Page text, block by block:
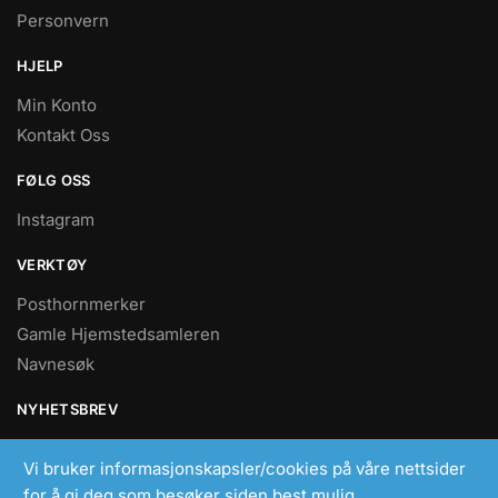
Personvern
HJELP
Min Konto
Kontakt Oss
FØLG OSS
Instagram
VERKTØY
Posthornmerker
Gamle Hjemstedsamleren
Navnesøk
NYHETSBREV
Vi bruker informasjonskapsler/cookies på våre nettsider